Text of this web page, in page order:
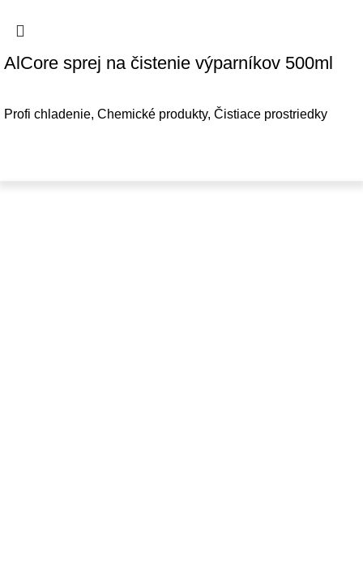
AlCore sprej na čistenie výparníkov 500ml
Profi chladenie, Chemické produkty, Čistiace prostriedky